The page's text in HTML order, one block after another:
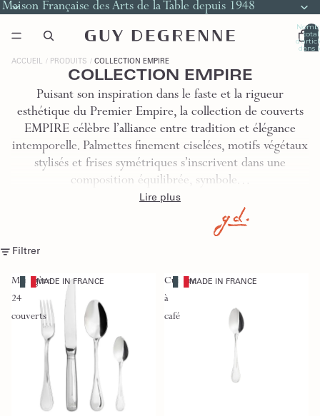
Maison Française des Arts de la Table depuis 1948
total
dans
ACCUEIL PRODUITS COLLECTION EMPIRE
COLLECTION EMPIRE
Puisant son inspiration dans le faste et la rigueur
esthétique du Premier Empire, la collection de couverts
EMPIRE célèbre l’alliance entre tradition et élégance
intemporelle. Palmettes finement ciselées, motifs végétaux
stylisés et frises symétriques s’inscrivent dans une
composition équilibrée, symbole…
Lire plus
Filtrer
Ménagère
24
couverts
MADE IN FRANCE
Ajouter au panier
Cuillère
à
café
MADE IN FRANCE